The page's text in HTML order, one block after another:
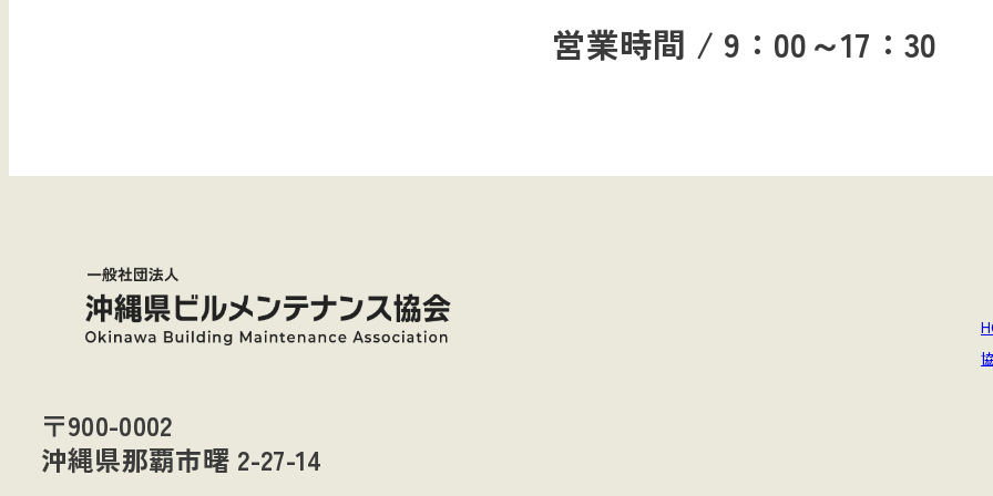
営業時間 / 9：00～17：30
〒900-0002
沖縄県那覇市曙 2-27-14